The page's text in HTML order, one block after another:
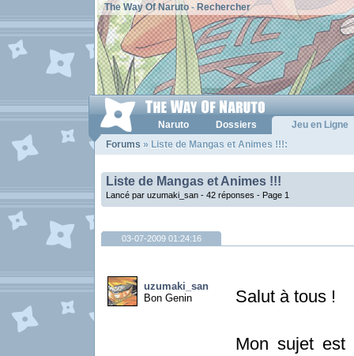
The Way Of Naruto- Rechercher
Naruto Dossiers
Jeu en Ligne
Forums » Liste de Mangas et Animes !!!:
Liste de Mangas et Animes !!!
Lancé par uzumaki_san - 42 réponses - Page 1
03-07-2009 01:24:16
uzumaki_san
Bon Genin
Salut à tous !
Mon sujet est